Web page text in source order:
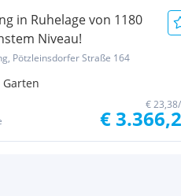
in Ruhelage von 1180
Niveau!
Pötzleinsdorfer Straße 164
Garten
€
€